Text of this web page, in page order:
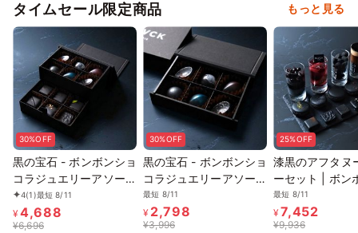
タイムセール限定商品 もっと見る
30%OFF
黒の宝石 - ボンボンショ
コラジュエリーアソート
| NOIR EDITION
4(1)最短 8/11
¥4,688
¥6,696
30%OFF
黒の宝石 - ボンボンショ
コラジュエリーアソート
| LAYER
最短 8/11
¥ 2,798
¥3,996
25%OFF
漆黒のアフタヌ
ーセット | ボン
コラ・マカロン
デザート
最短 8/11
¥7,452
¥9,936